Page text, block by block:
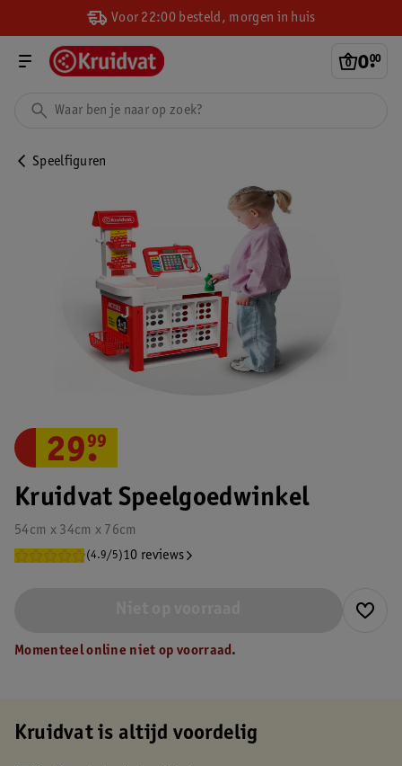
Voor 22:00 besteld, morgen in huis
0.
00
Speelfiguren
Kruidvat Speelgoedwinkel
54cm x 34cm x 76cm
(4.9/5)10 reviews
29.
99
Momenteel online niet op voorraad.
Kruidvat is altijd voordelig